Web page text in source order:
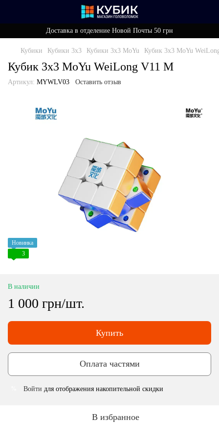
Доставка в отделение Новой Почты 50 грн
Кубики Кубики 3x3 Кубики 3x3 MoYu Кубик 3x3 MoYu
Кубик 3x3 MoYu WeiLong V11 M
Артикул: MYWLV03 Оставить отзыв
Новинка
3
В наличии
1 000 грн/шт.
Купить
Оплата частями
Войти для отображения накопительной скидки
В избранное